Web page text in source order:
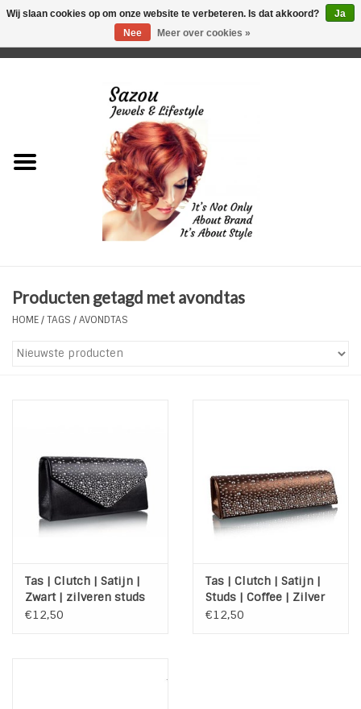
Just for Him
Plus Size Sieraden
Enkelbandjes
Zonnebrillen
Fashion
ON THE BEACH
Charmin*s
Producten getagd met avondtas
HOME/TAGS /AVONDTAS
Tas | Clutch | Satijn |
Zwart | zilveren studs
€12,50
Tas | Clutch | Satijn |
Studs | Coffee | Zilver
€12,50
Wij slaan cookies op om onze website te verbeteren. Is dat akkoord?
Ja
Nee
Meer over cookies »